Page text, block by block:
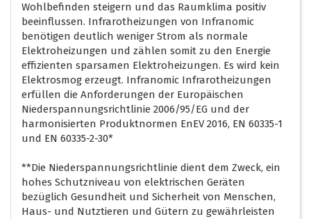
Wohlbefinden steigern und das Raumklima positiv
beeinflussen. Infrarotheizungen von Infranomic
benötigen deutlich weniger Strom als normale
Elektroheizungen und zählen somit zu den Energie
effizienten sparsamen Elektroheizungen. Es wird kein
Elektrosmog erzeugt. Infranomic Infrarotheizungen
erfüllen die Anforderungen der Europäischen
Niederspannungsrichtlinie 2006/95/EG und der
harmonisierten Produktnormen EnEV 2016, EN 60335-1
und EN 60335-2-30*
**Die Niederspannungsrichtlinie dient dem Zweck, ein
hohes Schutzniveau von elektrischen Geräten
bezüglich Gesundheit und Sicherheit von Menschen,
Haus- und Nutztieren und Gütern zu gewährleisten